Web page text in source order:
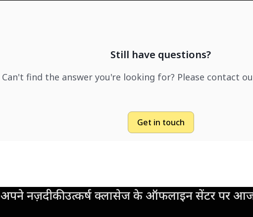
Still have questions?
Can't find the answer you're looking for? Please contact
Get in touch
अपने नज़दीकी उत्कर्ष क्लासेज के ऑफलाइन सेंटर पर आज